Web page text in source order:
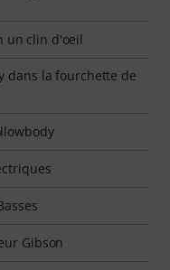
un clin d'oeil
dans la fourchette de
Gibson